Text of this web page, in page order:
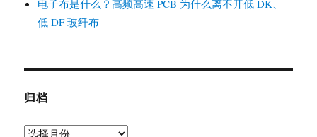
电子布是什么？高频高速 PCB 为什么离不开低 DK、
低 DF 玻纤布
归档
归